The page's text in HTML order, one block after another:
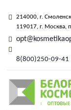
214000, г. Смоленск
119017, г. Москва,
8(800)250-09-41